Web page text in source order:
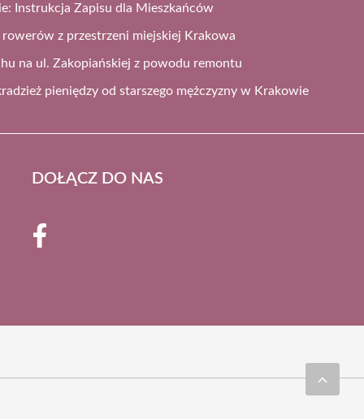
Instrukcja Zapisu dla Mieszkańców
z przestrzeni miejskiej Krakowa
na ul. Zakopiańskiej z powodu remontu
pieniędzy od starszego mężczyzny w Krakowie
DOŁĄCZ DO NAS